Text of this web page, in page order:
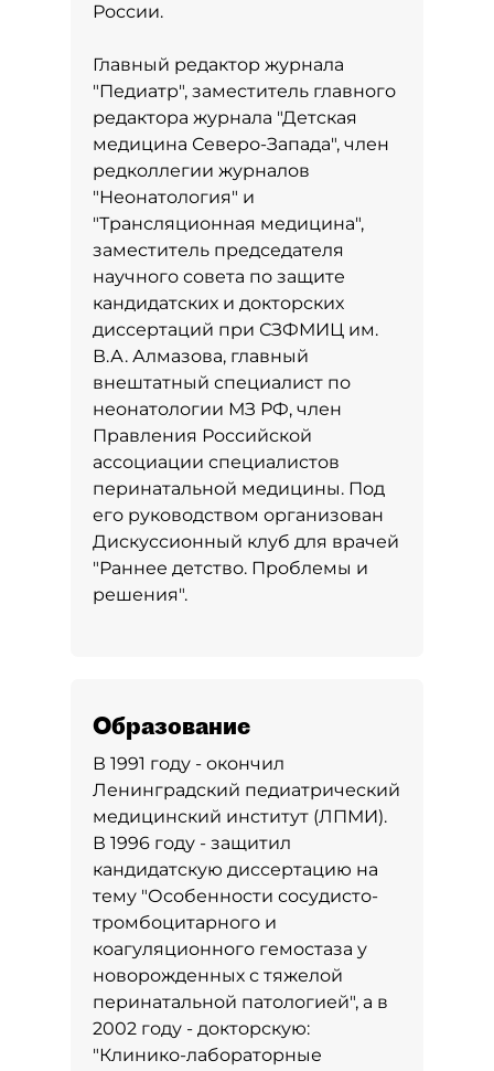
России.
Главный редактор журнала
"Педиатр", заместитель главного
редактора журнала "Детская
медицина Северо-Запада", член
редколлегии журналов
"Неонатология" и
"Трансляционная медицина",
заместитель председателя
научного совета по защите
кандидатских и докторских
диссертаций при СЗФМИЦ им.
В.А. Алмазова, главный
внештатный специалист по
неонатологии МЗ РФ, член
Правления Российской
ассоциации специалистов
перинатальной медицины. Под
его руководством организован
Дискуссионный клуб для врачей
"Раннее детство. Проблемы и
решения".
Образование
В 1991 году - окончил
Ленинградский педиатрический
медицинский институт (ЛПМИ).
В 1996 году - защитил
кандидатскую диссертацию на
тему "Особенности сосудисто-
тромбоцитарного и
коагуляционного гемостаза у
новорожденных с тяжелой
перинатальной патологией", а в
2002 году - докторскую:
"Клинико-лабораторные